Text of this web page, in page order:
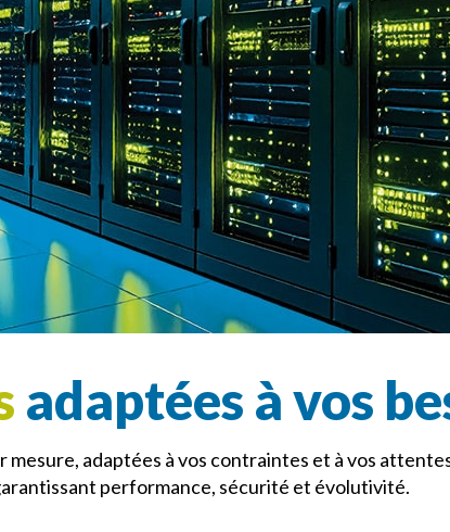
adaptées à vos
adaptées à vos contraintes et à vos
performance, sécurité et évolutivité.